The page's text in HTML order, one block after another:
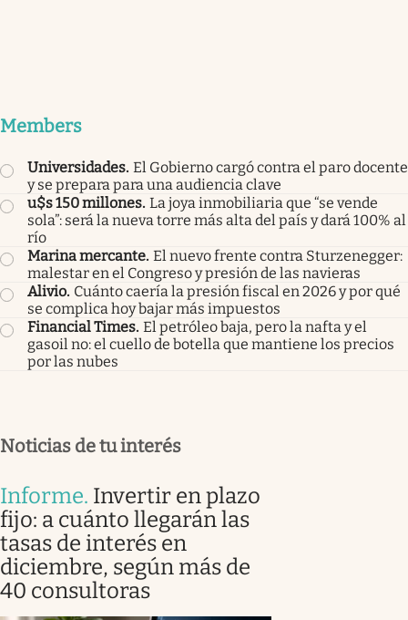
Members
Universidades. El Gobierno cargó contra el paro docente
y se prepara para una audiencia clave
u$s 150 millones. La joya inmobiliaria que “se vende
sola”: será la nueva torre más alta del país y dará 100% al
río
Marina mercante. El nuevo frente contra Sturzenegger:
malestar en el Congreso y presión de las navieras
Alivio. Cuánto caería la presión fiscal en 2026 y por qué
se complica hoy bajar más impuestos
Financial Times. El petróleo baja, pero la nafta y el
gasoil no: el cuello de botella que mantiene los precios
por las nubes
Noticias de tu interés
Informe. Invertir en plazo
fijo: a cuánto llegarán las
tasas de interés en
diciembre, según más de
40 consultoras